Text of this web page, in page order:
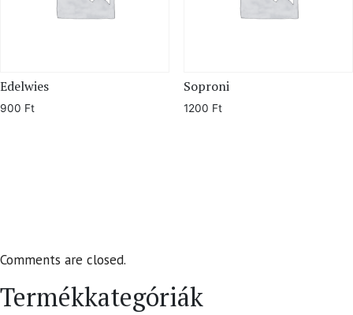
Edelwies
900 Ft
Soproni
1200 Ft
Comments are closed.
Termékkategóriák